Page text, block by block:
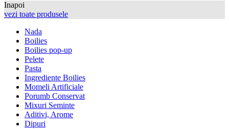
Inapoi
vezi toate produsele
Nada
Boilies
Boilies pop-up
Pelete
Pasta
Ingrediente Boilies
Momeli Artificiale
Porumb Conservat
Mixuri Seminte
Aditivi, Arome
Dipuri